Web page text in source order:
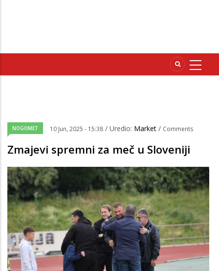
NOGOMET 10 Jun, 2025 - 15:38 / Uredio: Market / Comments
Zmajevi spremni za meč u Sloveniji